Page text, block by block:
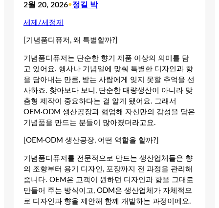
2월 20, 2026•정길 박
세제/세정제
[기념품디퓨저, 왜 특별할까?]
기념품디퓨저는 단순한 향기 제품 이상의 의미를 담
고 있어요. 행사나 기념일에 맞춰 특별한 디자인과 향
을 담아내는 만큼, 받는 사람에게 잊지 못할 추억을 선
사하죠. 찾아보다 보니, 단순한 대량생산이 아니라 맞
춤형 제작이 중요하다는 걸 알게 됐어요. 그래서
OEM·ODM 생산공장과 협업해 자신만의 감성을 담은
기념품을 만드는 분들이 많아졌더라고요.
[OEM·ODM 생산공장, 어떤 역할을 할까?]
기념품디퓨저를 전문적으로 만드는 생산업체들은 향
의 조향부터 용기 디자인, 포장까지 전 과정을 관리해
줍니다. OEM은 고객이 원하던 디자인과 향을 그대로
만들어 주는 방식이고, ODM은 생산업체가 자체적으
로 디자인과 향을 제안해 함께 개발하는 과정이에요.